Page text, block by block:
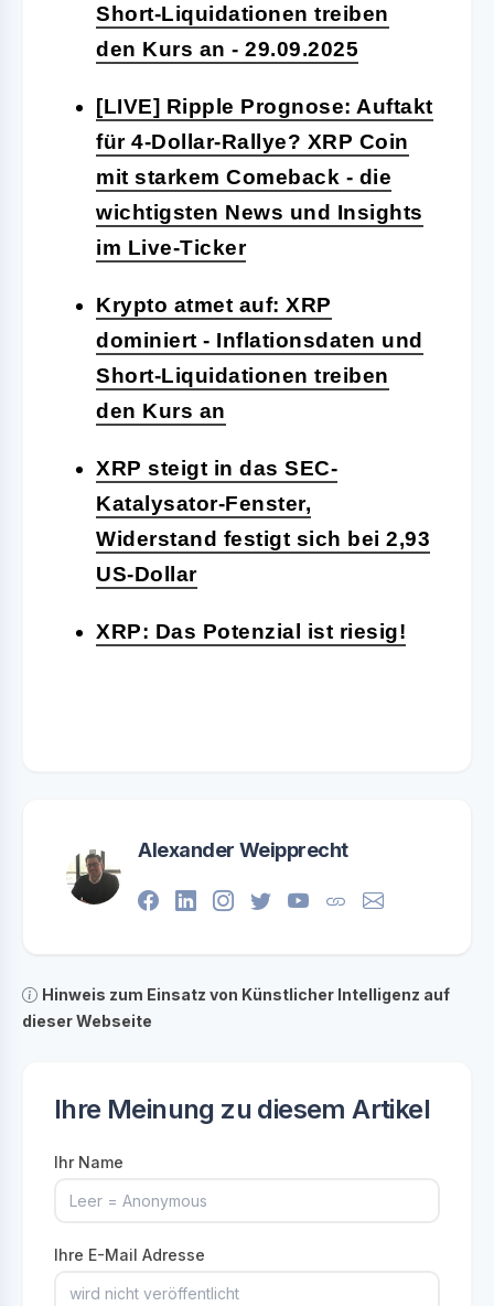
Short-Liquidationen treiben
den Kurs an - 29.09.2025
[LIVE] Ripple Prognose: Auftakt
für 4-Dollar-Rallye? XRP Coin
mit starkem Comeback - die
wichtigsten News und Insights
im Live-Ticker
Krypto atmet auf: XRP
dominiert - Inflationsdaten und
Short-Liquidationen treiben
den Kurs an
XRP steigt in das SEC-
Katalysator-Fenster,
Widerstand festigt sich bei 2,93
US-Dollar
XRP: Das Potenzial ist riesig!
Alexander Weipprecht
Hinweis zum Einsatz von Künstlicher Intelligenz auf
dieser Webseite
Ihre Meinung zu diesem Artikel
Ihr Name
Ihre E-Mail Adresse